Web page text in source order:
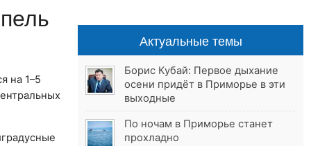
на 1–5
Актуальные темы
Борис Кубай: Первое дыхание
осени придёт в Приморье в эти
выходные
По ночам в Приморье станет
прохладно